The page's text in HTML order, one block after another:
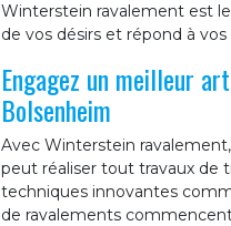
Winterstein ravalement est
de vos désirs et répond à vos
Engagez un meilleur
Bolsenheim
Avec Winterstein
peut réaliser tout travaux de
techniques innovantes
de ravalements